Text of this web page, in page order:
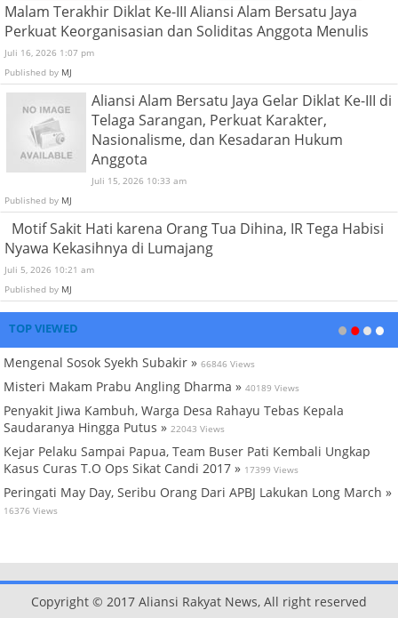
Malam Terakhir Diklat Ke-III Aliansi Alam Bersatu Jaya
Perkuat Keorganisasian dan Soliditas Anggota Menulis
Juli 16, 2026 1:07 pm
Published by MJ
Aliansi Alam Bersatu Jaya Gelar Diklat Ke-III di
Telaga Sarangan, Perkuat Karakter,
Nasionalisme, dan Kesadaran Hukum
Anggota
Juli 15, 2026 10:33 am
Published by MJ
Motif Sakit Hati karena Orang Tua Dihina, IR Tega Habisi
Nyawa Kekasihnya di Lumajang
Juli 5, 2026 10:21 am
Published by MJ
TOP VIEWED
Mengenal Sosok Syekh Subakir » 66846 Views
Misteri Makam Prabu Angling Dharma » 40189 Views
Penyakit Jiwa Kambuh, Warga Desa Rahayu Tebas Kepala
Saudaranya Hingga Putus » 22043 Views
Kejar Pelaku Sampai Papua, Team Buser Pati Kembali Ungkap
Kasus Curas T.O Ops Sikat Candi 2017 » 17399 Views
Peringati May Day, Seribu Orang Dari APBJ Lakukan Long March »
16376 Views
Copyright © 2017 Aliansi Rakyat News, All right reserved